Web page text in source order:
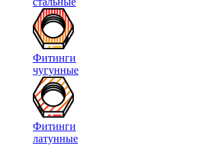
Фитинги
чугунные
Фитинги
латунные